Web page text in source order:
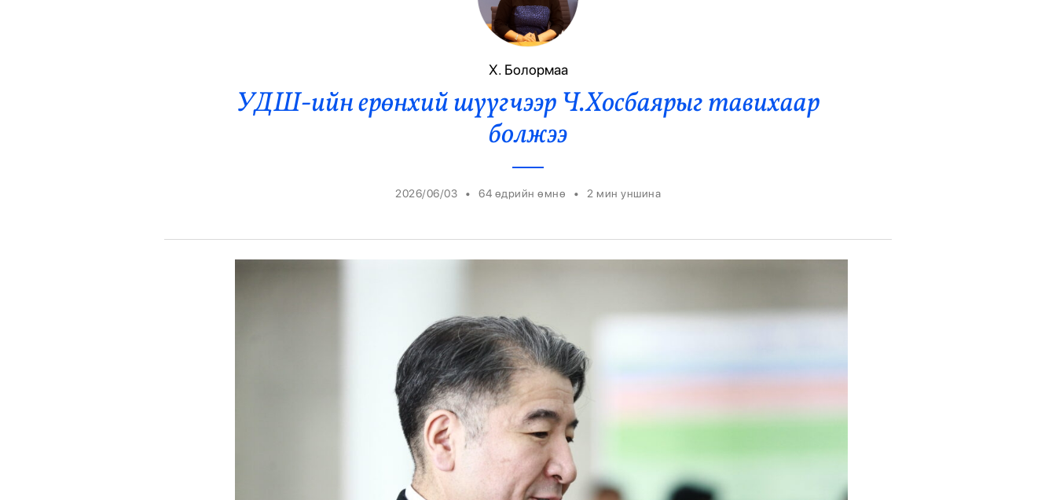
Эрүүл Мэнд
Энтертайнмент
Эрэн Сурвалжилга
Элчин Сайд
Парламент
Засгийн Газар
Ерөнхийлөгч
Х. Болормаа
УДШ-ийн ерөнхий шүүгчээр Ч.Хосбаярыг тавихаар
болжээ
2026/06/03 • 64 өдрийн өмнө • 2 мин уншина